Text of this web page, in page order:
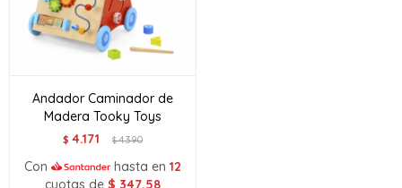
Andador Caminador de
Madera Tooky Toys
$ 4.171 $4.390
Con hasta en 12
cuotas de $ 347,58